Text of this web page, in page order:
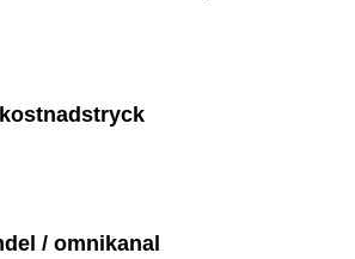
/ omnikanal